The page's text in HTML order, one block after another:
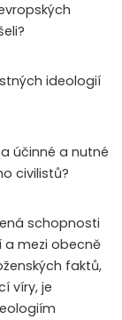
ideologií
účinné a nutné
civilistů?
schopnosti
a mezi obecně
faktů,
víry, je